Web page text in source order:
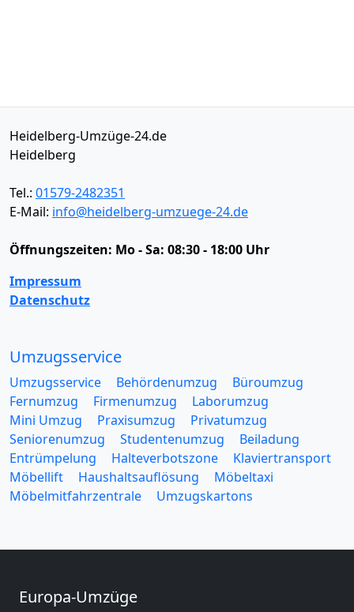
Heidelberg-Umzüge-24.de
Heidelberg
Tel.: 01579-2482351
E-Mail: info@heidelberg-umzuege-24.de
Öffnungszeiten: Mo - Sa: 08:30 - 18:00 Uhr
Impressum
Datenschutz
Umzugsservice
Umzugsservice Behördenumzug
Büroumzug
Fernumzug
Firmenumzug
Laborumzug
Mini Umzug
Praxisumzug
Privatumzug
Seniorenumzug
Studentenumzug
Beiladung
Entrümpelung
Halteverbotszone
Klaviertransport
Möbellift
Haushaltsauflösung
Möbeltaxi
Möbelmitfahrzentrale
Umzugskartons
Europa-Umzüge